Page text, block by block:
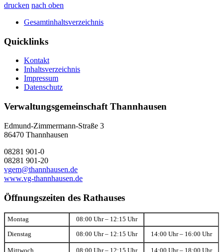
drucken nach oben
Gesamtinhaltsverzeichnis
Quicklinks
Kontakt
Inhaltsverzeichnis
Impressum
Datenschutz
Verwaltungsgemeinschaft Thannhausen
Edmund-Zimmermann-Straße 3
86470 Thannhausen
08281 901-0
08281 901-20
vgem@thannhausen.de
www.vg-thannhausen.de
Öffnungszeiten des Rathauses
Montag 08:00 Uhr – 12:15 Uhr
Dienstag 08:00 Uhr – 12:15 Uhr 14:00 Uhr – 16:00 Uhr